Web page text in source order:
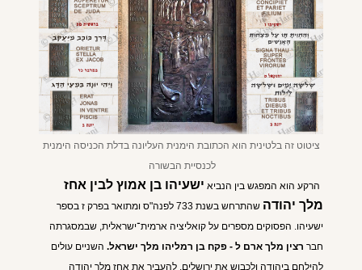
ציטוט זה בלטינית הוא הכתובת הימנית העליונה בדלת הכניסה הימנית
לכנסיית הבשורה
הרקע הוא המפגש בין הנביא ישעיהו בן אמוץ לבין אחז
מלך יהודה
שהתרחש בשנת 733 לפנה"ס ומתואר בפרק ז בספר
ישעיהו. הפסוקים מספרים על קואליציה ארמית־ישראלית, שבמסגרתה
חבר רצין מלך ארם ל - פקח בן רמליהו מלך ישראל. השניים עולים
להילחם ביהודה ולכבוש את ירושלים, להעביר את אחז מלך יהודה